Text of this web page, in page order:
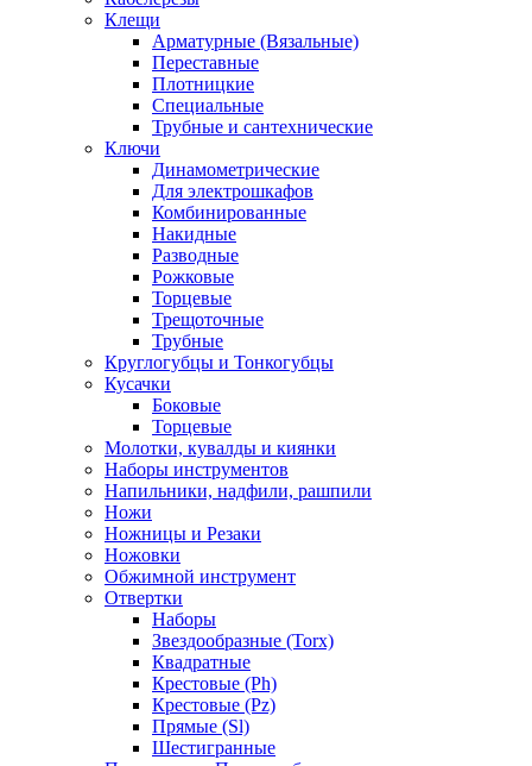
Клещи
Арматурные (Вязальные)
Переставные
Плотницкие
Специальные
Трубные и сантехнические
Ключи
Динамометрические
Для электрошкафов
Комбинированные
Накидные
Разводные
Рожковые
Торцевые
Трещоточные
Трубные
Круглогубцы и Тонкогубцы
Кусачки
Боковые
Торцевые
Молотки, кувалды и киянки
Наборы инструментов
Напильники, надфили, рашпили
Ножи
Ножницы и Резаки
Ножовки
Обжимной инструмент
Отвертки
Наборы
Звездообразные (Torx)
Квадратные
Крестовые (Ph)
Крестовые (Pz)
Прямые (Sl)
Шестигранные